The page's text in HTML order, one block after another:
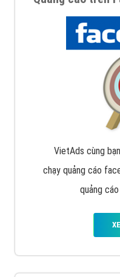
VietAds cùng
chạy quảng cáo
quảng